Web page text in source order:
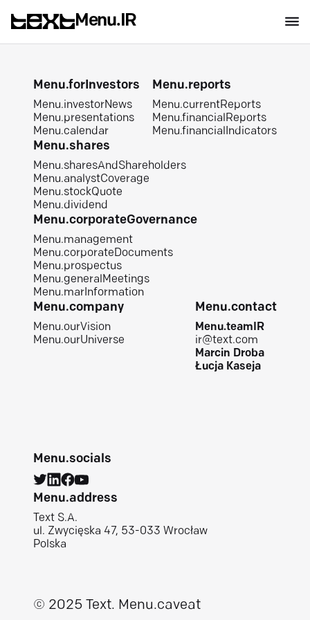
Menu.IR
Menu.forInvestors
Menu.investorNews
Menu.presentations
Menu.calendar
Menu.reports
Menu.currentReports
Menu.financialReports
Menu.financialIndicators
Menu.shares
Menu.sharesAndShareholders
Menu.analystCoverage
Menu.stockQuote
Menu.dividend
Menu.corporateGovernance
Menu.management
Menu.corporateDocuments
Menu.prospectus
Menu.generalMeetings
Menu.marInformation
Menu.company
Menu.ourVision
Menu.ourUniverse
Menu.contact
Menu.teamIR
ir@text.com
Marcin Droba
Łucja Kaseja
Menu.socials
Menu.address
Text S.A.
ul. Zwycięska 47, 53-033 Wrocław
Polska
© 2025 Text. Menu.caveat